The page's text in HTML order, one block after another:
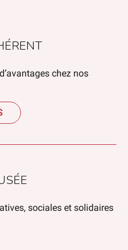
chez nos
sociales et solidaires